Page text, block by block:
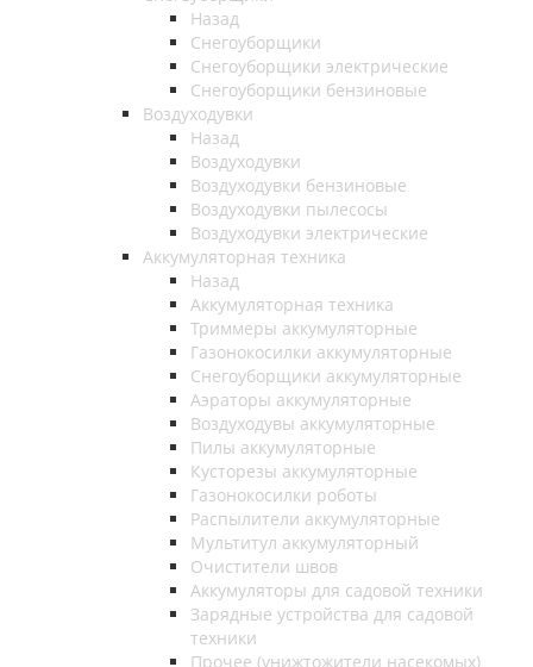
Назад
Снегоуборщики
Снегоуборщики электрические
Снегоуборщики бензиновые
Воздуходувки
Назад
Воздуходувки
Воздуходувки бензиновые
Воздуходувки пылесосы
Воздуходувки электрические
Аккумуляторная техника
Назад
Аккумуляторная техника
Триммеры аккумуляторные
Газонокосилки аккумуляторные
Снегоуборщики аккумуляторные
Аэраторы аккумуляторные
Воздуходувы аккумуляторные
Пилы аккумуляторные
Кусторезы аккумуляторные
Газонокосилки роботы
Распылители аккумуляторные
Мультитул аккумуляторный
Очистители швов
Аккумуляторы для садовой техники
Зарядные устройства для садовой
техники
Прочее (унижтожители насекомых)